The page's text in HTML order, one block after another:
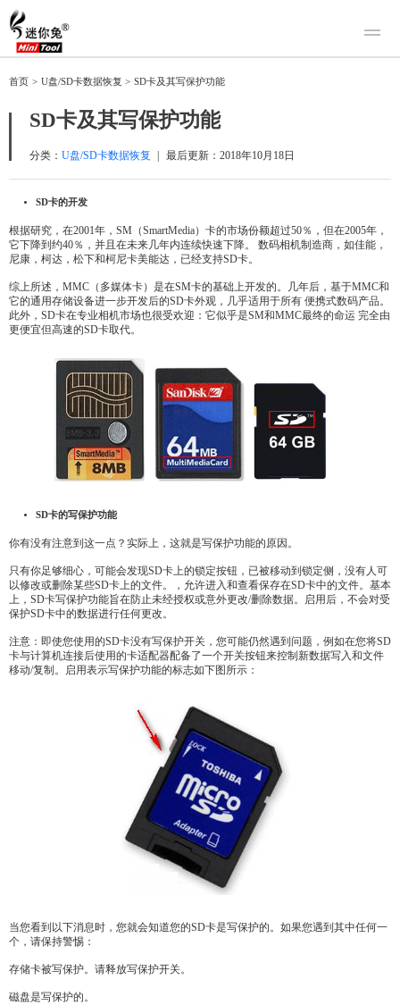
产品
迷你兔分区向导
下载
购买
关于我们
关于迷你兔
联系我们
首页 > U盘/SD卡数据恢复 > SD卡及其写保护功能
SD卡及其写保护功能
分类： U盘/SD卡数据恢复 最后更新： 2018年10月18日
SD卡的开发
根据研究，在2001年，SM（SmartMedia）卡的市场份额超过50％，但在2005年，
它下降到约40％，并且在未来几年内连续快速下降。 数码相机制造商，如佳能，
尼康，柯达，松下和柯尼卡美能达，已经支持SD卡。
综上所述，MMC（多媒体卡）是在SM卡的基础上开发的。几年后，基于MMC和
它的通用存储设备进一步开发后的SD卡外观，几乎适用于所有 便携式数码产品。
此外，SD卡在专业相机市场也很受欢迎：它似乎是SM和MMC最终的命运 完全由
更便宜但高速的SD卡取代。
SD卡的写保护功能
你有没有注意到这一点？实际上，这就是写保护功能的原因。
只有你足够细心，可能会发现SD卡上的锁定按钮，已被移动到锁定侧，没有人可
以修改或删除某些SD卡上的文件。，允许进入和查看保存在SD卡中的文件。基本
上，SD卡写保护功能旨在防止未经授权或意外更改/删除数据。启用后，不会对受
保护SD卡中的数据进行任何更改。
注意：即使您使用的SD卡没有写保护开关，您可能仍然遇到问题，例如在您将SD
卡与计算机连接后使用的卡适配器配备了一个开关按钮来控制新数据写入和文件
移动/复制。启用表示写保护功能的标志如下图所示：
当您看到以下消息时，您就会知道您的SD卡是写保护的。如果您遇到其中任何一
个，请保持警惕：
存储卡被写保护。请释放写保护开关。
磁盘是写保护的。